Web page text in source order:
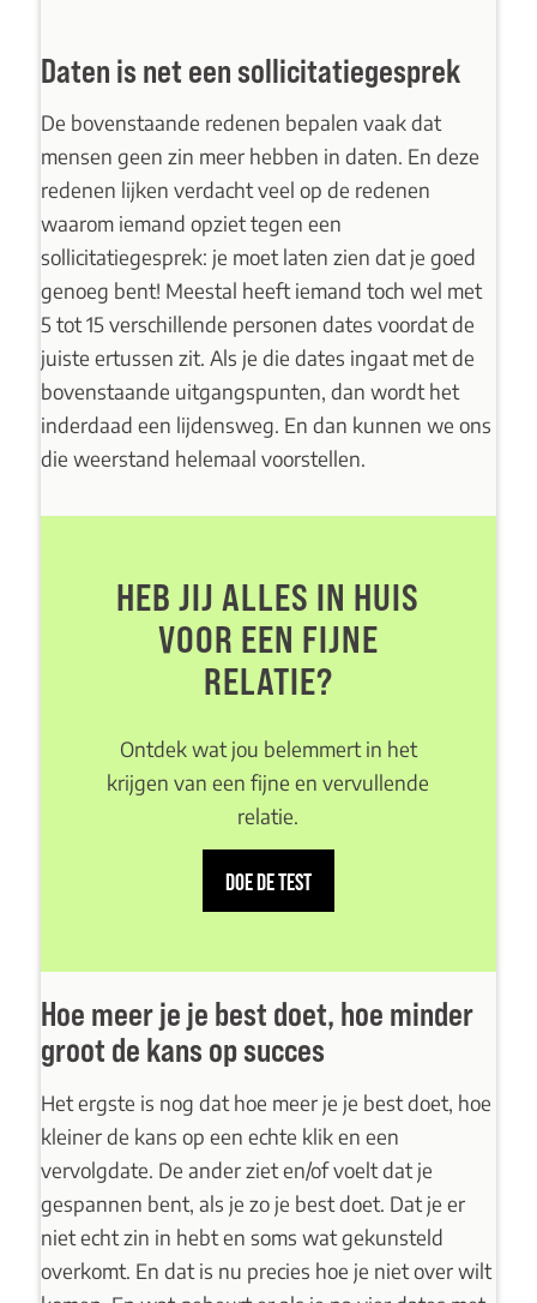
Daten is net een sollicitatiegesprek
De bovenstaande redenen bepalen vaak dat
mensen geen zin meer hebben in daten. En deze
redenen lijken verdacht veel op de redenen
waarom iemand opziet tegen een
sollicitatiegesprek: je moet laten zien dat je goed
genoeg bent! Meestal heeft iemand toch wel met
5 tot 15 verschillende personen dates voordat de
juiste ertussen zit. Als je die dates ingaat met de
bovenstaande uitgangspunten, dan wordt het
inderdaad een lijdensweg. En dan kunnen we ons
die weerstand helemaal voorstellen.
HEB JIJ ALLES IN HUIS
VOOR EEN FIJNE
RELATIE?
Ontdek wat jou belemmert in het
krijgen van een fijne en vervullende
relatie.
DOE DE TEST
Hoe meer je je best doet, hoe minder
groot de kans op succes
Het ergste is nog dat hoe meer je je best doet, hoe
kleiner de kans op een echte kliken een
vervolgdate. De ander ziet en/of voelt dat je
gespannen bent, als je zo je best doet. Dat je er
niet echt zin in hebt en soms wat gekunsteld
overkomt. En dat is nu precies hoe je niet over wilt